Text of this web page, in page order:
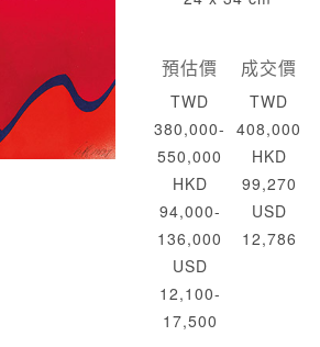
預估價
TWD
380,000-
550,000
HKD
94,000-
136,000
USD
12,100-
17,500
成交價
TWD
408,000
HKD
99,270
USD
12,786